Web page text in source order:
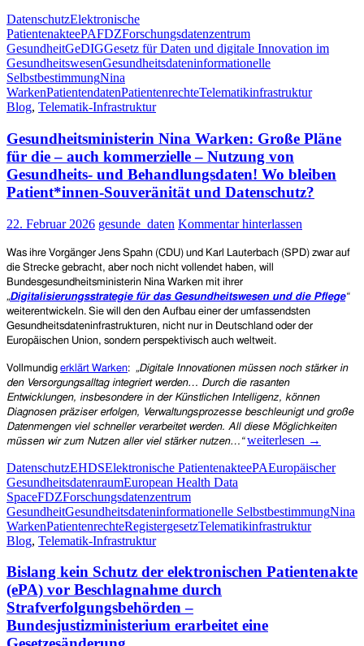
Daten
und
digitale
Innovation
im
Gesundheitswesen“
(GeDIG)
ein
neuer
Angriff
auf
die
von
innen
DatenschutzElektronische
PatientenakteePAFDZForschungsdatenzentrum
GesundheitGeDIGGesetz für Daten und digitale Innovation im
GesundheitswesenGesundheitsdateninformationelle
SelbstbestimmungNina
WarkenPatientendatenPatientenrechteTelematikinfrastruktur
Blog, Telematik-Infrastruktur
Gesundheitsministerin Nina Warken: Große Pläne
für die – auch kommerzielle – Nutzung von
Gesundheits- und Behandlungsdaten! Wo bleiben
Patient*innen-Souveränität und Datenschutz?
22. Februar 2026 gesunde_daten Kommentar hinterlassen
Was ihre Vorgänger Jens Spahn (CDU) und Karl Lauterbach (SPD) zwar auf
die Strecke gebracht, aber noch nicht vollendet haben, will
Bundesgesundheitsministerin Nina Warken mit ihrer
„Digitalisierungsstrategie für das Gesundheitswesen und die Pflege“
weiterentwickeln. Sie will den den Aufbau einer der umfassendsten
Gesundheitsdateninfrastrukturen, nicht nur in Deutschland oder der
Europäischen Union, sondern perspektivisch auch weltweit.
Vollmundig erklärt Warken: „Digitale Innovationen müssen noch stärker in
den Versorgungsalltag integriert werden… Durch die rasanten
Entwicklungen, insbesondere in der Künstlichen Intelligenz, können
Diagnosen präziser erfolgen, Verwaltungsprozesse beschleunigt und große
Datenmengen viel schneller verarbeitet werden. All diese Möglichkeiten
müssen wir zum Nutzen aller viel stärker nutzen…“ Gesundheitsministerin
Warken:
für
die
kommerzielle
Gesundheits-
weiterlesen →
DatenschutzEHDSElektronische PatientenakteePAEuropäischer
GesundheitsdatenraumEuropean Health Data
SpaceFDZForschungsdatenzentrum
GesundheitGesundheitsdateninformationelle SelbstbestimmungNina
WarkenPatientenrechteRegistergesetzTelematikinfrastruktur
Blog, Telematik-Infrastruktur
Bislang kein Schutz der elektronischen Patientenakte
(ePA) vor Beschlagnahme durch
Strafverfolgungsbehörden –
Bundesjustizministerium erarbeitet eine